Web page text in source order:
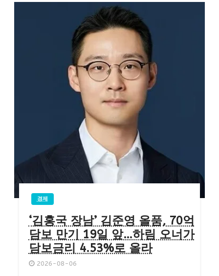
경제
‘김홍국 장남’ 김준영 올품, 70억
담보 만기 19일 앞…하림 오너가
담보금리 4.53%로 올라
2026-08-06